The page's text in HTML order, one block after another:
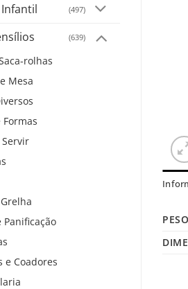
(497)
(639)
rolhas
Mesa
Panificação
e Coadores
PESO